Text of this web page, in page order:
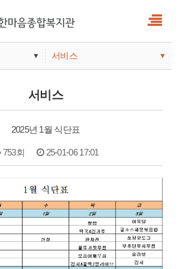
▼ 서비스 ▼
서비스
참여
서비스
2025년 1월 식단표
753회 25-01-06 17:01